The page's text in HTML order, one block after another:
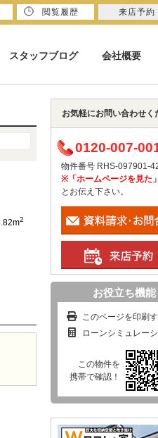
スタッフブログ 会社概要
2
お気軽にお問い合わせく
0120-007-
物件番号 RHS-097901-
※「ホームページを見た」
とお伝え下さい。
お役立ち機能
このページを印刷
ローンシミュレー
この物件を
携帯で確認！
閲覧履歴 来店予約